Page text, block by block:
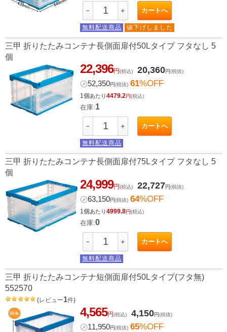
－ ＋ カートへ
無料配送商品 値下げしました
三甲 折りたたみコンテナ長側面扉付50Lタイプ フタなし 5
個
22,396円(税込) 20,360円(税抜)
㋱52,350円(税抜) 61%OFF
1個あたり4479.2円(税込)
在庫:1
－ ＋ カートへ
無料配送商品
三甲 折りたたみコンテナ長側面扉付75Lタイプ フタなし 5
個
24,999円(税込) 22,727円(税抜)
㋱63,150円(税抜) 64%OFF
1個あたり4999.8円(税込)
在庫:0
－ ＋ カートへ
無料配送商品
三甲 折りたたみコンテナ短側面扉付50Lタイプ(フタ無)
552570
(レビュー1件)
4,565円(税込) 4,150円(税抜)
㋱11,950円(税抜) 65%OFF